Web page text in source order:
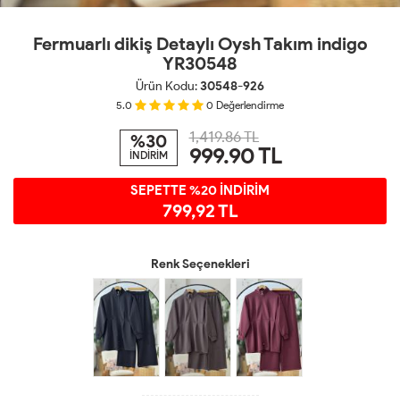
Fermuarlı dikiş Detaylı Oysh Takım indigo
YR30548
Ürün Kodu:30548-926
5.0 0 Değerlendirme
%30
İNDİRİM
1,419.86 TL
999.90TL
SEPETTE %20 İNDİRİM
799,92 TL
Renk Seçenekleri